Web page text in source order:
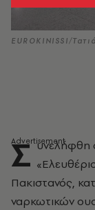
EUROKINISSI/
Σ υνελήφθη
Πακιστανός,
ναρκωτικών